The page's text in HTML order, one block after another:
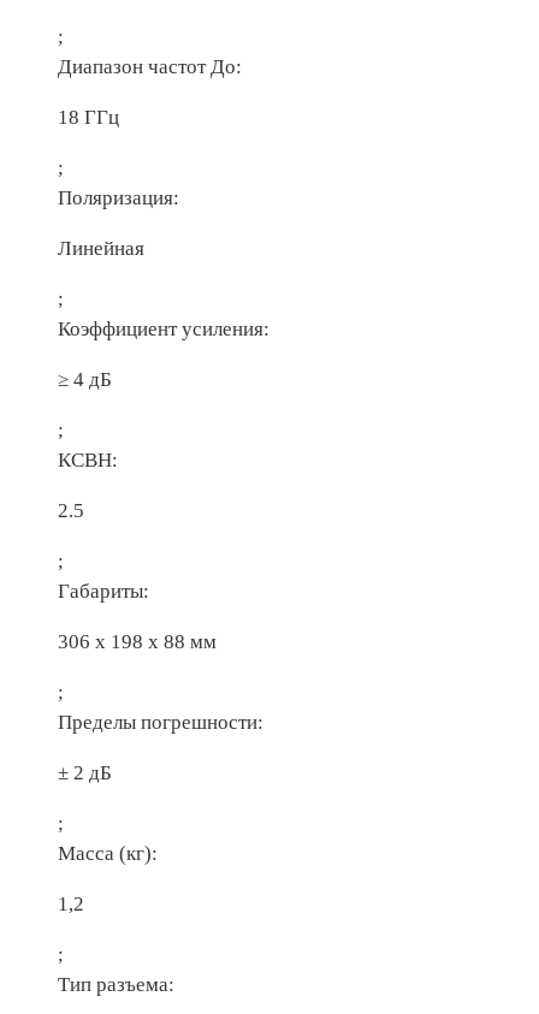
;
Диапазон частот До:
18 ГГц
;
Поляризация:
Линейная
;
Коэффициент усиления:
≥ 4 дБ
;
КСВН:
2.5
;
Габариты:
306 х 198 х 88 мм
;
Пределы погрешности:
± 2 дБ
;
Масса (кг):
1,2
;
Тип разъема: